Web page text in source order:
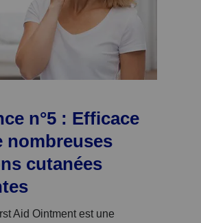
n°5 : Efficace
nombreuses
cutanées
Aid Ointment est une